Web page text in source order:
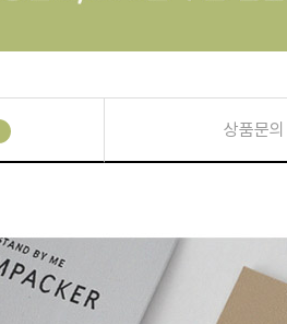
상품문의